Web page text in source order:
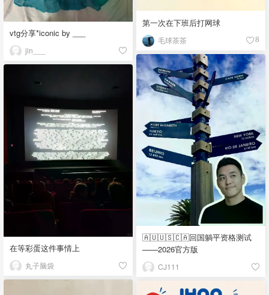
第一次在下班后打网球
毛球茶茶 8
vtg分享*iconic by ___
jin___
🇦🇺🇺🇸🇨🇦回国躺平资格测试
——2026官方版
CJ111
在等彩蛋这件事情上
丸子脑袋